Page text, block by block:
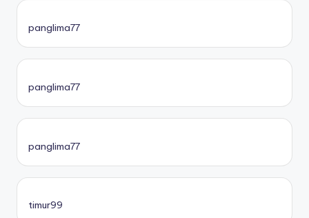
panglima77
panglima77
panglima77
timur99